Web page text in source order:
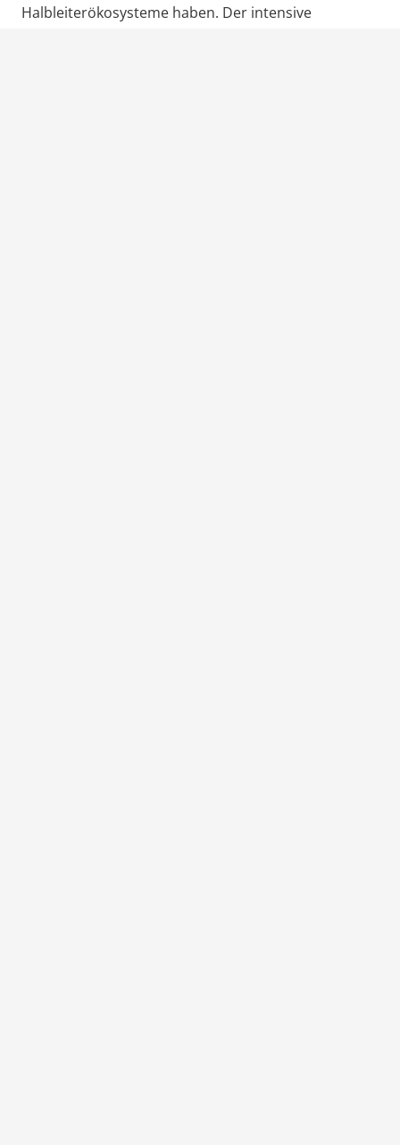
Halbleiterökosysteme haben. Der intensive